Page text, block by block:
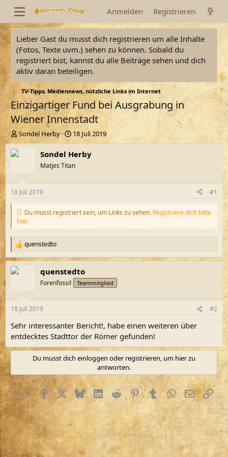
Anmelden Registrieren
Lieber Gast du musst dich registrieren um alle Inhalte
(Fotos, Texte uvm.) sehen zu können. Sobald du
registriert bist, kannst du alle Beiträge sehen und dich
aktiv daran beteiligen.
TV-Tipps, Mediennews, nützliche Links im Internet
Einzigartiger Fund bei Ausgrabung in
Wiener Innenstadt
E
r
s
l
e
Sondel Herby
E
r
s
e
t
m
18 Juli 2019
Sondel Herby
Matjes Titan
18 Juli 2019 #1
Du musst registriert sein, um Links zu sehen. Registriere dich bitte
hier
R
e
a
k
e
:
quenstedto
quenstedto
Forenfossil Teammitglied
18 Juli 2019 #2
Sehr interessanter Bericht!, habe einen weiteren über
entdecktes Stadttor der Römer gefunden!
Du musst dich einloggen oder registrieren, um hier zu
antworten.
Teilen: FacebookX (Twitter)
BlueskyLinkedIn
RedditPinterestTumblrWhatsApp
E-MailLink